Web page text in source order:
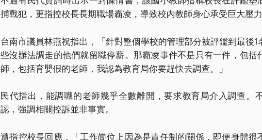
捕戰犯，更指控校長長期職場霸凌，導致校內教師身心承受巨大壓力
台南市議員林燕祝指出，「針對整個學校的管理部分被評鑑到最後
些沒辦法調走的他們就留職停薪。那霸凌事件不是只有一件，包括
師，包括育嬰假的老師，我認為教育局你要趕快去調查。」
民代指出，能調職的老師幾乎全數離開，要求教育局介入調查。
認，強調相關控訴並非事實。
遭指控校長回應，「工作崗位上因為是責任制的關係，即便身體很